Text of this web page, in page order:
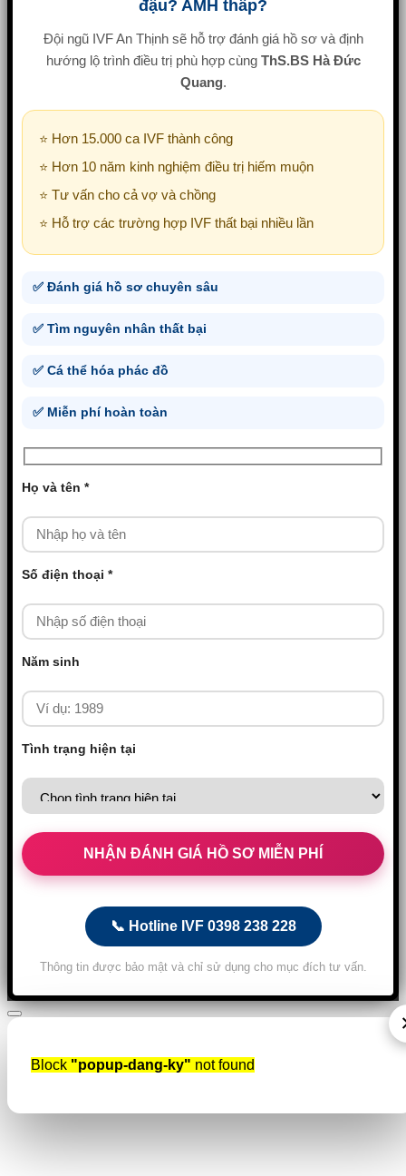
đậu? AMH thấp?
Đội ngũ IVF An Thịnh sẽ hỗ trợ đánh giá hồ sơ và định
hướng lộ trình điều trị phù hợp cùng ThS.BS Hà Đức
Quang.
⭐ Hơn 15.000 ca IVF thành công
⭐ Hơn 10 năm kinh nghiệm điều trị hiếm muộn
⭐ Tư vấn cho cả vợ và chồng
⭐ Hỗ trợ các trường hợp IVF thất bại nhiều lần
✅ Đánh giá hồ sơ chuyên sâu
✅ Tìm nguyên nhân thất bại
✅ Cá thể hóa phác đồ
✅ Miễn phí hoàn toàn
Họ và tên *
Số điện thoại *
Năm sinh
Tình trạng hiện tại
📞 Hotline IVF 0398 238 228
Thông tin được bảo mật và chỉ sử dụng cho mục đích tư vấn.
Block "popup-dang-ky" not found